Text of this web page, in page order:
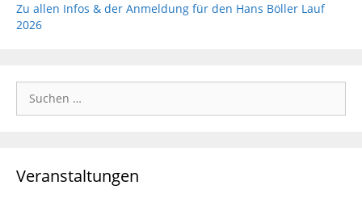
Zu allen Infos & der Anmeldung für den Hans Böller Lauf
2026
nach:
Veranstaltungen